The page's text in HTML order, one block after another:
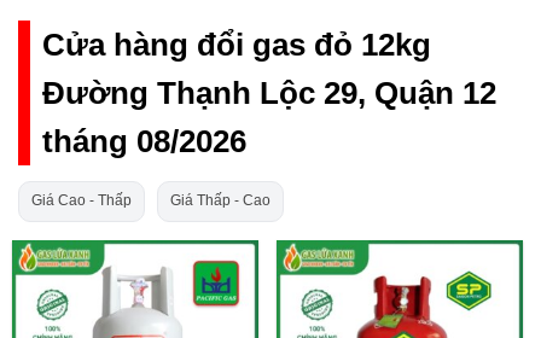
Cửa hàng đổi gas đỏ 12kg
Đường Thạnh Lộc 29, Quận 12
tháng 08/2026
Giá Cao - Thấp Giá Thấp - Cao